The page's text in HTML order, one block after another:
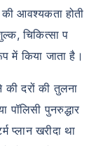
आवश्यकता होती
चिकित्सा प
में किया जाता है।
की दरों की तुलना
पॉलिसी पुनरुद्धार
प्लान खरीदा था